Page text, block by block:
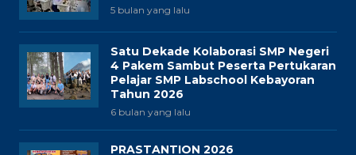
5 bulan yang lalu
Satu Dekade Kolaborasi SMP Negeri
4 Pakem Sambut Peserta Pertukaran
Pelajar SMP Labschool Kebayoran
Tahun 2026
6 bulan yang lalu
PRASTANTION 2026